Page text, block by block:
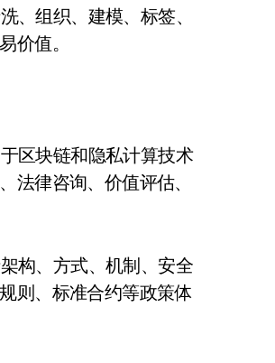
、组织、建模、标签、
价值。
区块链和隐私计算技术
法律咨询、价值评估、
构、方式、机制、安全
则、标准合约等政策体